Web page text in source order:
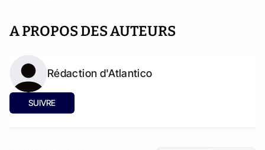
A PROPOS DES AUTEURS
Rédaction d'Atlantico
SUIVRE